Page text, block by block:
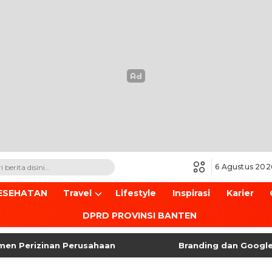
6 Agustus
Travel Lifestyle Inspirasi Karier
DPRD PROVINSI BANTEN
Perusahaan Branding dan Google